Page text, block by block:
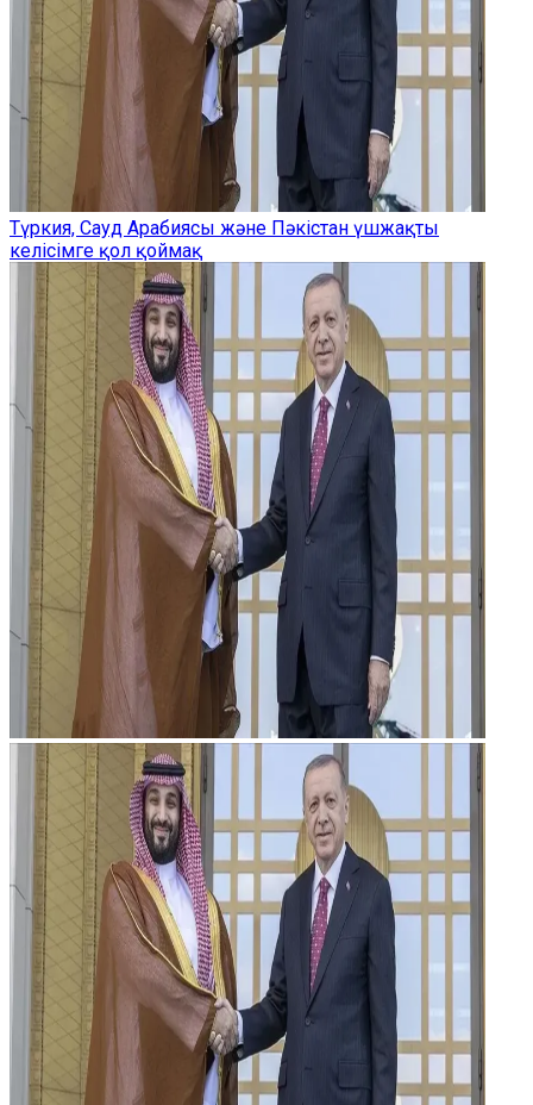
Түркия, Сауд Арабиясы және Пәкістан үшжақты
келісімге қол қоймақ